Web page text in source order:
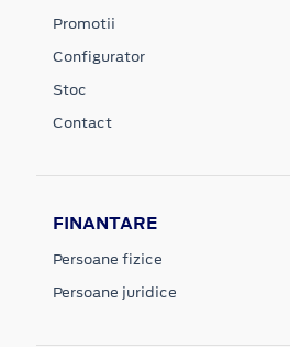
Promotii
Configurator
Stoc
Contact
FINANTARE
Persoane fizice
Persoane juridice